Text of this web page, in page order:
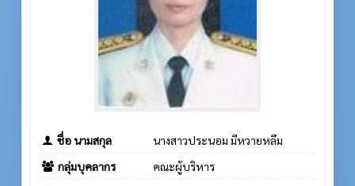
ชื่อ นามสกุล
นางสาวประนอม มีหวายหลึม
กลุ่มบุคลากร
คณะผู้บริหาร